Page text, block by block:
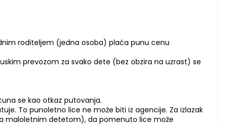
roditeljem (jedna osoba) plaća punu cenu
prevozom za svako dete (bez obzira na uzrast) se
se kao otkaz putovanja.
To punoletno lice ne može biti iz agencije. Za izlazak
maloletnim detetom), da pomenuto lice može